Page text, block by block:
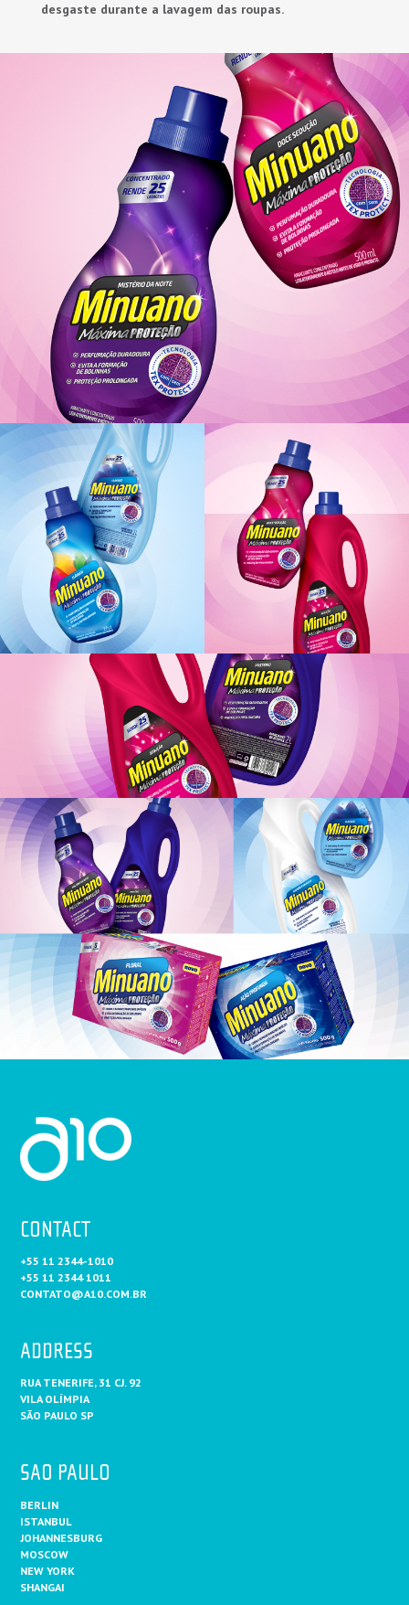
desgaste durante a lavagem das roupas.
CONTACT
+55 11 2344-1010
+55 11 2344 1011
CONTATO@A10.COM.BR
ADDRESS
RUA TENERIFE, 31 CJ. 92
VILA OLÍMPIA
SÃO PAULO SP
SAO PAULO
BERLIN
ISTANBUL
JOHANNESBURG
MOSCOW
NEW YORK
SHANGAI